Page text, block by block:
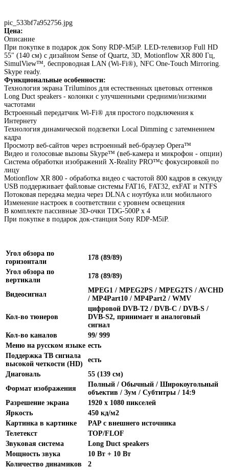
pic_533bf7a952756.jpg
Цена:
Описание
При покупке в подарок док Sony RDP-M5iP. LED-телевизор Full HD
55" (140 см) с дизайном Sense of Quartz, 3D, Motionflow XR 800 Гц,
SimulView™, беспроводная LAN (Wi-Fi®), NFC One-Touch Mirroring.
Skype ready.
Функциональные особенности:
Технология экрана Triluminos для естественных цветовых оттенков
Long Duct speakers - колонки с улучшенными средними/низкими
частотами
Встроенный передатчик Wi-Fi® для простого подключения к
Интернету
Технология динамической подсветки Local Dimming с затемнением
кадра
Просмотр веб-сайтов через встроенный веб-браузер Opera™
Видео и голосовые вызовы Skype™ (веб-камера и микрофон - опции)
Система обработки изображений X-Reality PRO™c фокусировкой по
лицу
Motionflow XR 800 - обработка видео с частотой 800 кадров в секунду
USB поддерживает файловые системы FAT16, FAT32, exFAT и NTFS
Потоковая передача медиа через DLNA с ноутбука или мобильного
Изменение настроек в соответствии с уровнем освещения
В комплекте пассивные 3D-очки TDG-500P x 4
При покупке в подарок док-станция Sony RDP-M5iP.
Угол обзора по
горизонтали
178 (89/89)
Угол обзора по
вертикали
178 (89/89)
Видеосигнал
MPEG1 / MPEG2PS / MPEG2TS / AVCHD
/ MP4Part10 / MP4Part2 / WMV
Кол-во тюнеров
цифровой DVB-T2 / DVB-C / DVB-S /
DVB-S2, принимает и аналоговый
сигнал
Кол-во каналов
99/ 999
Меню на русском языке есть
Поддержка ТВ сигнала
высокой четкости (HD)
есть
Диагональ
55 (139 см)
Формат изображения
Полный / Обычный / Широкоугольный
объектив / Зум / Субтитры / 14:9
Разрешение экрана
1920 х 1080 пикселей
Яркость
450 кд/м2
Картинка в картинке
PAP с внешнего источника
Телетекст
TOP/FLOF
Звуковая система
Long Duct speakers
Мощность звука
10 Вт + 10 Вт
Количество динамиков
2